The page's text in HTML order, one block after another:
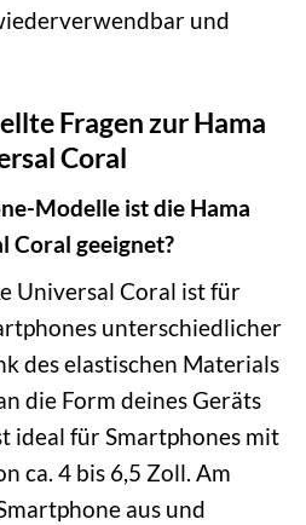
und
Fragen zur Hama
Coral
Modelle ist die Hama
Coral geeignet?
Universal Coral ist für
unterschiedlicher
des elastischen Materials
die Form deines Geräts
ideal für Smartphones mit
ca. 4 bis 6,5 Zoll. Am
aus und